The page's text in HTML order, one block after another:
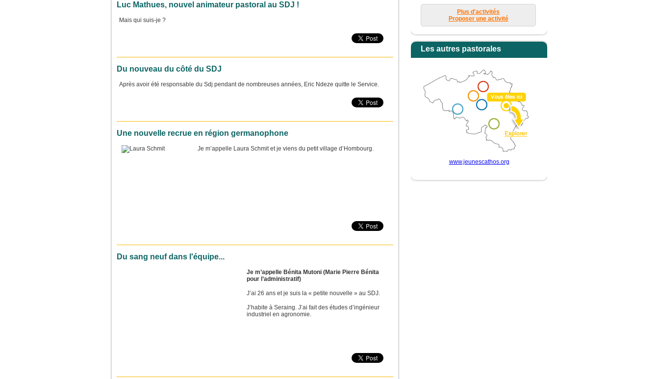
Luc Mathues, nouvel animateur pastoral au SDJ !
Mais qui suis-je ?
Du nouveau du côté du SDJ
Après avoir été responsable du Sdj pendant de nombreuses années, Eric Ndeze quitte le Service.
Une nouvelle recrue en région germanophone
Je m’appelle Laura Schmit et je viens du petit village d’Hombourg.
Du sang neuf dans l'équipe...
Je m’appelle Bénita Mutoni (Marie Pierre Bénita
pour l’administratif)
J’ai 26 ans et je suis la « petite nouvelle » au SDJ.
J’habite à Seraing. J’ai fait des études d’ingénieur
industriel en agronomie.
Plus d'activités
Proposer une activité
Les autres pastorales
www.jeunescathos.org